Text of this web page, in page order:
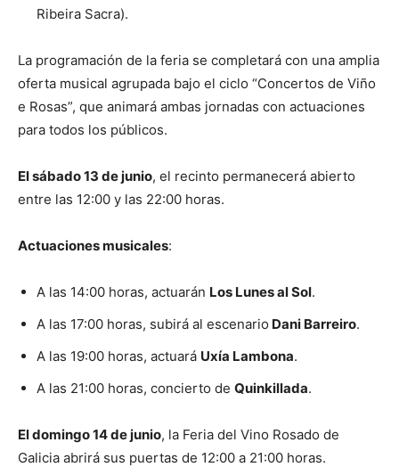
Ribeira Sacra).
La programación de la feria se completará con una amplia
oferta musical agrupada bajo el ciclo “Concertos de Viño
e Rosas”, que animará ambas jornadas con actuaciones
para todos los públicos.
El sábado 13 de junio, el recinto permanecerá abierto
entre las 12:00 y las 22:00 horas.
Actuaciones musicales:
A las 14:00 horas, actuarán Los Lunes al Sol.
A las 17:00 horas, subirá al escenario Dani Barreiro.
A las 19:00 horas, actuará Uxía Lambona.
A las 21:00 horas, concierto de Quinkillada.
El domingo 14 de junio, la Feria del Vino Rosado de
Galicia abrirá sus puertas de 12:00 a 21:00 horas.